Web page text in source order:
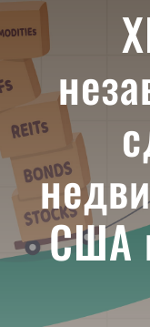
ЧТО ТАКОЕ
ИНВЕСТИЦИИ
АКТУАЛЬНЫЕ
США